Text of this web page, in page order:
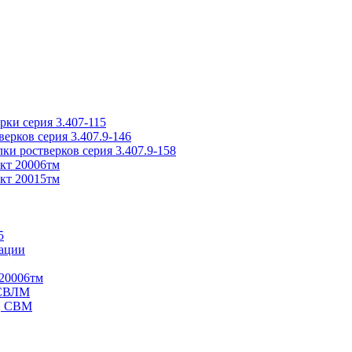
серия 3.407-115
серия 3.407.9-146
ростверков серия 3.407.9-158
20006тм
20015тм
СВМ